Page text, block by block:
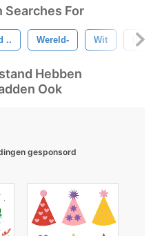
Searches For
.. Wereld- Wit
Hebben
Ook
gesponsord